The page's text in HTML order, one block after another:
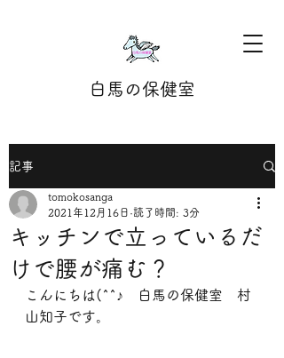
白馬の保健室
記事
キッチンで立っているだ
けで腰が痛む？
tomokosanga
2021年12月16日 読了時間: 3分
こんにちは(^^♪　白馬の保健室　村
山知子です。